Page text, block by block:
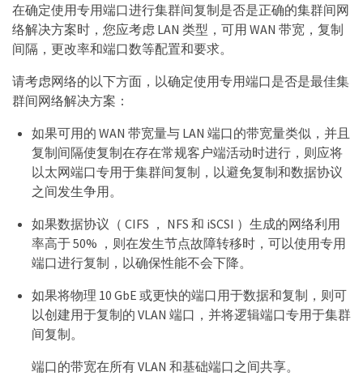
在确定使用专用端口进行集群间复制是否是正确的集群间网
络解决方案时，您应考虑 LAN 类型，可用 WAN 带宽，复制
间隔，更改率和端口数等配置和要求。
请考虑网络的以下方面，以确定使用专用端口是否是最佳集
群间网络解决方案：
如果可用的 WAN 带宽量与 LAN 端口的带宽量类似，并且
复制间隔使复制在存在常规客户端活动时进行，则应将
以太网端口专用于集群间复制，以避免复制和数据协议
之间发生争用。
如果数据协议（ CIFS ， NFS 和 iSCSI ）生成的网络利用
率高于 50% ，则在发生节点故障转移时，可以使用专用
端口进行复制，以确保性能不会下降。
如果将物理 10 GbE 或更快的端口用于数据和复制，则可
以创建用于复制的 VLAN 端口，并将逻辑端口专用于集群
间复制。
端口的带宽在所有 VLAN 和基础端口之间共享。